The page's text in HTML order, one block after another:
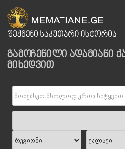
გამოჩენილი ადამიანი
მიხედვით